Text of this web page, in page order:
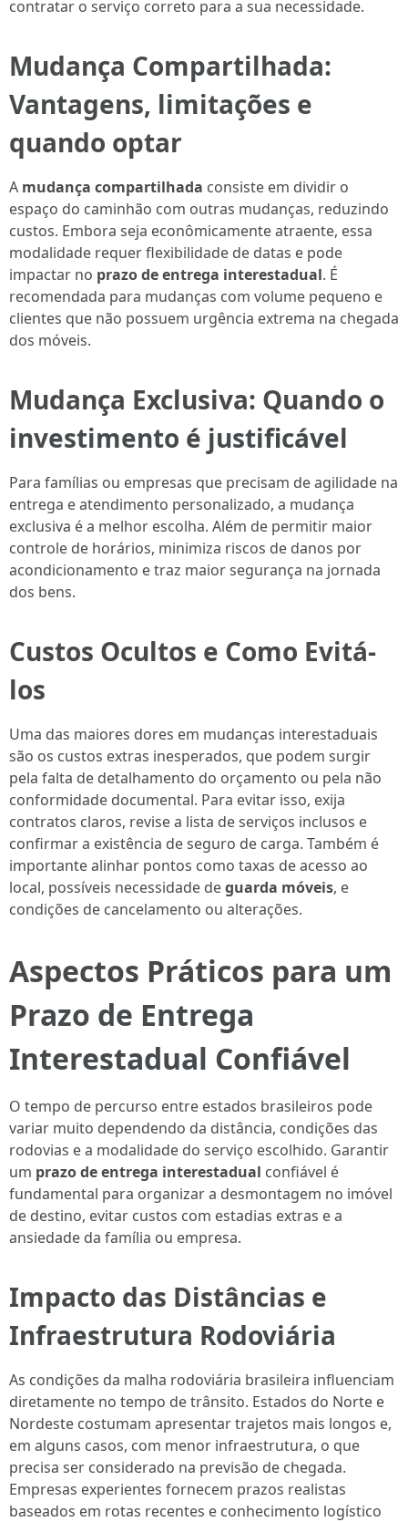
contratar o serviço correto para a sua necessidade.
Mudança Compartilhada:
Vantagens, limitações e
quando optar
A mudança compartilhada consiste em dividir o
espaço do caminhão com outras mudanças, reduzindo
custos. Embora seja econômicamente atraente, essa
modalidade requer flexibilidade de datas e pode
impactar no prazo de entrega interestadual. É
recomendada para mudanças com volume pequeno e
clientes que não possuem urgência extrema na chegada
dos móveis.
Mudança Exclusiva: Quando o
investimento é justificável
Para famílias ou empresas que precisam de agilidade na
entrega e atendimento personalizado, a mudança
exclusiva é a melhor escolha. Além de permitir maior
controle de horários, minimiza riscos de danos por
acondicionamento e traz maior segurança na jornada
dos bens.
Custos Ocultos e Como Evitá-
los
Uma das maiores dores em mudanças interestaduais
são os custos extras inesperados, que podem surgir
pela falta de detalhamento do orçamento ou pela não
conformidade documental. Para evitar isso, exija
contratos claros, revise a lista de serviços inclusos e
confirmar a existência de seguro de carga. Também é
importante alinhar pontos como taxas de acesso ao
local, possíveis necessidade deguarda móveis, e
condições de cancelamento ou alterações.
Aspectos Práticos para um
Prazo de Entrega
Interestadual Confiável
O tempo de percurso entre estados brasileiros pode
variar muito dependendo da distância, condições das
rodovias e a modalidade do serviço escolhido. Garantir
um prazo de entrega interestadual confiável é
fundamental para organizar a desmontagem no imóvel
de destino, evitar custos com estadias extras e a
ansiedade da família ou empresa.
Impacto das Distâncias e
Infraestrutura Rodoviária
As condições da malha rodoviária brasileira influenciam
diretamente no tempo de trânsito. Estados do Norte e
Nordeste costumam apresentar trajetos mais longos e,
em alguns casos, com menor infraestrutura, o que
precisa ser considerado na previsão de chegada.
Empresas experientes fornecem prazos realistas
baseados em rotas recentes e conhecimento logístico